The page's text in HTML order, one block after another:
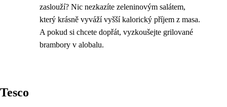
zaslouží? Nic nezkazíte zeleninovým salátem,
který krásně vyváží vyšší kalorický příjem z masa.
A pokud si chcete dopřát, vyzkoušejte grilované
brambory v alobalu.
Tesco